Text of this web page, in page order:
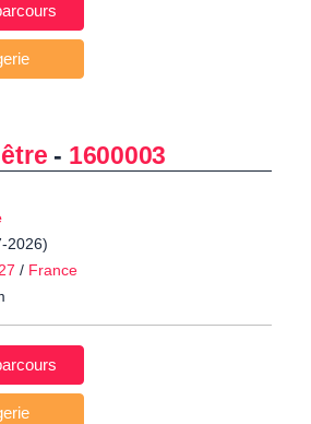
- 1600003
2026)
/ France